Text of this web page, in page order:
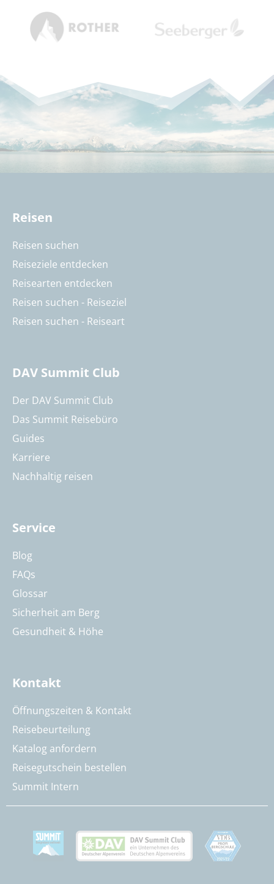
Reisen
Reisen suchen
Reiseziele entdecken
Reisearten entdecken
Reisen suchen - Reiseziel
Reisen suchen - Reiseart
DAV Summit Club
Der DAV Summit Club
Das Summit Reisebüro
Guides
Karriere
Nachhaltig reisen
Service
Blog
FAQs
Glossar
Sicherheit am Berg
Gesundheit & Höhe
Kontakt
Öffnungszeiten & Kontakt
Reisebeurteilung
Katalog anfordern
Reisegutschein bestellen
Summit Intern